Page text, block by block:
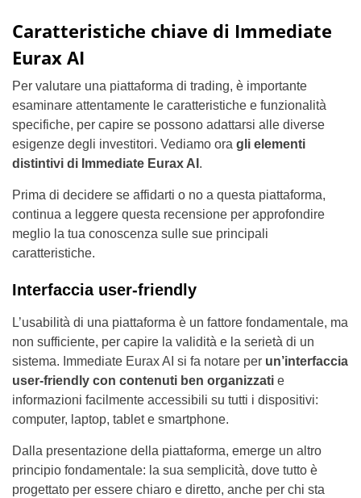
Caratteristiche chiave di Immediate
Eurax AI
Per valutare una piattaforma di trading, è importante
esaminare attentamente le caratteristiche e funzionalità
specifiche, per capire se possono adattarsi alle diverse
esigenze degli investitori. Vediamo ora gli elementi
distintivi di Immediate Eurax AI .
Prima di decidere se affidarti o no a questa piattaforma,
continua a leggere questa recensione per approfondire
meglio la tua conoscenza sulle sue principali
caratteristiche.
Interfaccia user-friendly
L’usabilità di una piattaforma è un fattore fondamentale, ma
non sufficiente, per capire la validità e la serietà di un
sistema. Immediate Eurax AI si fa notare per un’interfaccia
user-friendly con contenuti ben organizzati e
informazioni facilmente accessibili su tutti i dispositivi:
computer, laptop, tablet e smartphone.
Dalla presentazione della piattaforma, emerge un altro
principio fondamentale: la sua semplicità, dove tutto è
progettato per essere chiaro e diretto, anche per chi sta